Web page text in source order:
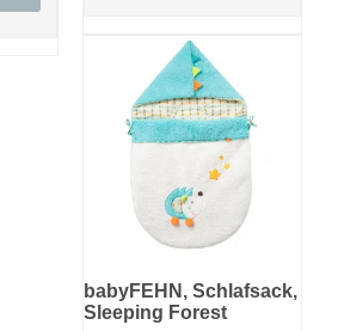
babyFEHN, Schlafsack,
Sleeping Forest